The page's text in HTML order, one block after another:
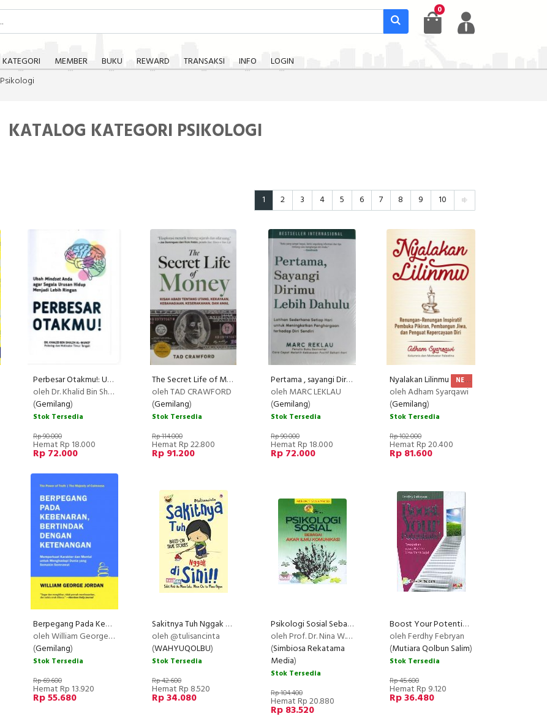
0
KATEGORI MEMBER BUKU REWARD TRANSAKSI INFO
LOGIN
Psikologi
KATALOG KATEGORI PSIKOLOGI
1 2 3 4 5 6 7 8 9 10
RECOMMENDED
Perbesar Otakmu!: Ubah Mindset Anda agar Segala Urusan Hidup Menjadi Lebih Ringan RECOMMENDED
oleh Dr. Khalid Bin Shalih Al-Munif
(Gemilang)
Stok Tersedia
Rp 90.000
Hemat Rp 18.000
Rp 72.000
The Secret Life of Money ( alvabet ) NEW
oleh TAD CRAWFORD
(Gemilang)
Stok Tersedia
Rp 114.000
Hemat Rp 22.800
Rp 91.200
Pertama , sayangi Dirimu Lebih Dahulu NEW
oleh MARC LEKLAU
(Gemilang)
Stok Tersedia
Rp 90.000
Hemat Rp 18.000
Rp 72.000
Nyalakan Lilinmu NEW
oleh Adham Syarqawi
(Gemilang)
Stok Tersedia
Rp 102.000
Hemat Rp 20.400
Rp 81.600
NEW Berpegang Pada Kebenaran, Bertindak Dengan Ketenangan NEW
oleh William George Jordan
(Gemilang)
Stok Tersedia
Rp 69.600
Hemat Rp 13.920
Rp 55.680
Sakitnya Tuh Nggak di Sini!! RECOMMENDED
oleh @tulisancinta
(WAHYUQOLBU)
Stok Tersedia
Rp 42.600
Hemat Rp 8.520
Rp 34.080
Psikologi Sosial Sebagai Akar Ilmu Komunikasi
oleh Prof. Dr. Nina W. Syam, M.S
(Simbiosa Rekatama
Media)
Stok Tersedia
Rp 104.400
Hemat Rp 20.880
Rp 83.520
Boost Your Potentials! : Dengarkan Suara Hatimu Lima Menit Saja!
oleh Ferdhy Febryan
(Mutiara Qolbun Salim)
Stok Tersedia
Rp 45.600
Hemat Rp 9.120
Rp 36.480